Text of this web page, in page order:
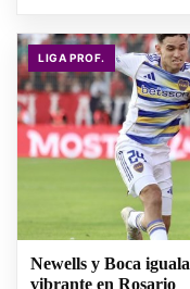
LIGA PROF.
Newells y Boca
vibrante en Rosario